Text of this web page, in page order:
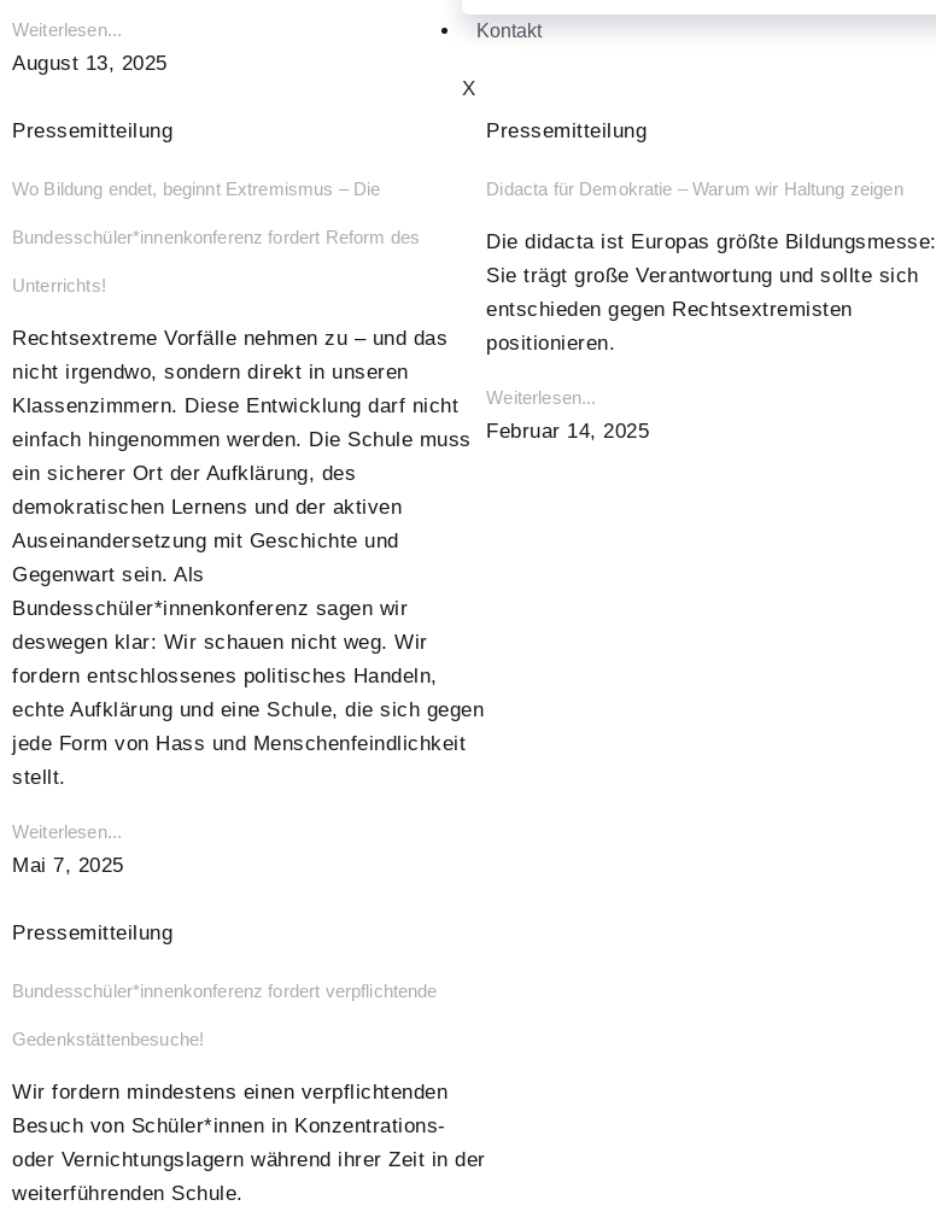
Kontakt
X
Weiterlesen...
August 13, 2025
Pressemitteilung
Wo Bildung endet, beginnt Extremismus – Die
Bundesschüler*innenkonferenz fordert Reform des
Unterrichts!
Rechtsextreme Vorfälle nehmen zu – und das
nicht irgendwo, sondern direkt in unseren
Klassenzimmern. Diese Entwicklung darf nicht
einfach hingenommen werden. Die Schule muss
ein sicherer Ort der Aufklärung, des
demokratischen Lernens und der aktiven
Auseinandersetzung mit Geschichte und
Gegenwart sein. Als
Bundesschüler*innenkonferenz sagen wir
deswegen klar: Wir schauen nicht weg. Wir
fordern entschlossenes politisches Handeln,
echte Aufklärung und eine Schule, die sich gegen
jede Form von Hass und Menschenfeindlichkeit
stellt.
Weiterlesen...
Mai 7, 2025
Pressemitteilung
Didacta für Demokratie – Warum wir Haltung zeigen
Die didacta ist Europas größte Bildungsmesse:
Sie trägt große Verantwortung und sollte sich
entschieden gegen Rechtsextremisten
positionieren.
Weiterlesen...
Februar 14, 2025
Pressemitteilung
Bundesschüler*innenkonferenz fordert verpflichtende
Gedenkstättenbesuche!
Wir fordern mindestens einen verpflichtenden
Besuch von Schüler*innen in Konzentrations-
oder Vernichtungslagern während ihrer Zeit in der
weiterführenden Schule.